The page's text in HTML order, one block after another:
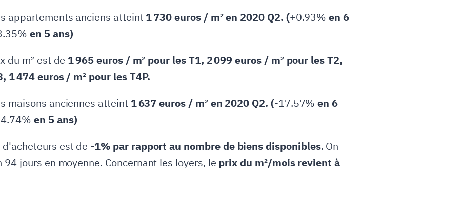
appartements anciens atteint1 730 euros / m² en 2020 Q2. (+0.93% en 6
en 5 ans)
du m² est de 1 965 euros / m² pour les T1, 2 099 euros / m² pour les T2,
1 474 euros / m² pour les T4P.
maisons anciennes atteint 1 637 euros / m² en 2020 Q2. (-17.57% en 6
en 5 ans)
est de -1% par rapport au nombre de biens disponibles. On
jours en moyenne. Concernant les loyers, le prix du m²/mois revient à